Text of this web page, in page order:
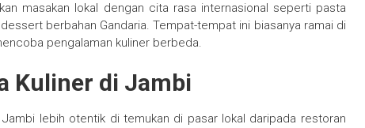
masakan lokal dengan cita rasa internasional seperti pasta
berbahan Gandaria. Tempat-tempat ini biasanya ramai di
pengalaman kuliner berbeda.
Kuliner di Jambi
lebih otentik di temukan di pasar lokal daripada restoran